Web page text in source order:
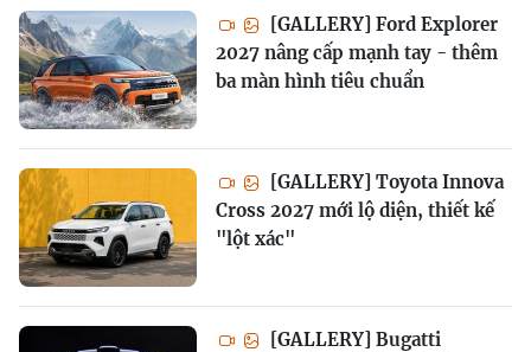
[GALLERY] Ford Explorer
2027 nâng cấp mạnh tay - thêm
ba màn hình tiêu chuẩn
[GALLERY] Toyota Innova
Cross 2027 mới lộ diện, thiết kế
"lột xác"
[GALLERY] Bugatti